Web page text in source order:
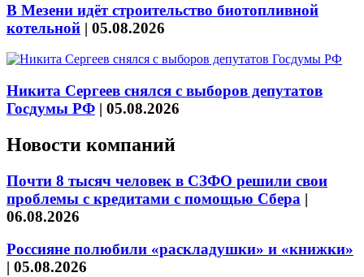
В Мезени идёт строительство биотопливной
котельной | 05.08.2026
Никита Сергеев снялся с выборов депутатов
Госдумы РФ | 05.08.2026
Новости компаний
Почти 8 тысяч человек в СЗФО решили свои
проблемы с кредитами с помощью Сбера |
06.08.2026
Россияне полюбили «раскладушки» и «книжки»
| 05.08.2026